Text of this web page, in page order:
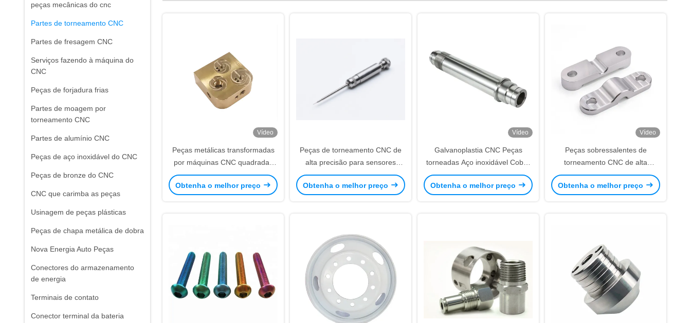
peças mecânicas do cnc
Partes de torneamento CNC
Partes de fresagem CNC
Serviços fazendo à máquina do
CNC
Peças de forjadura frias
Partes de moagem por
torneamento CNC
Partes de alumínio CNC
Peças de aço inoxidável do CNC
Peças de bronze do CNC
CNC que carimba as peças
Usinagem de peças plásticas
Peças de chapa metálica de dobra
Nova Energia Auto Peças
Conectores do armazenamento
de energia
Terminais de contato
Conector terminal da bateria
Vídeo
Peças metálicas transformadas
por máquinas CNC quadradas
personalizadas com desenho e
amostra gratuitos
Obtenha o melhor preço
Peças de torneamento CNC de
alta precisão para sensores
industriais utilizados na
fabricação de automóveis e
Obtenha o melhor preço
Vídeo
Galvanoplastia CNC Peças
torneadas Aço inoxidável Cobre
Alumínio Serviço de impressão
3D
Obtenha o melhor preço
Vídeo
Peças sobressalentes de
torneamento CNC de alta
precisão Alumínio Aço inoxidável
Personalizado
Obtenha o melhor preço